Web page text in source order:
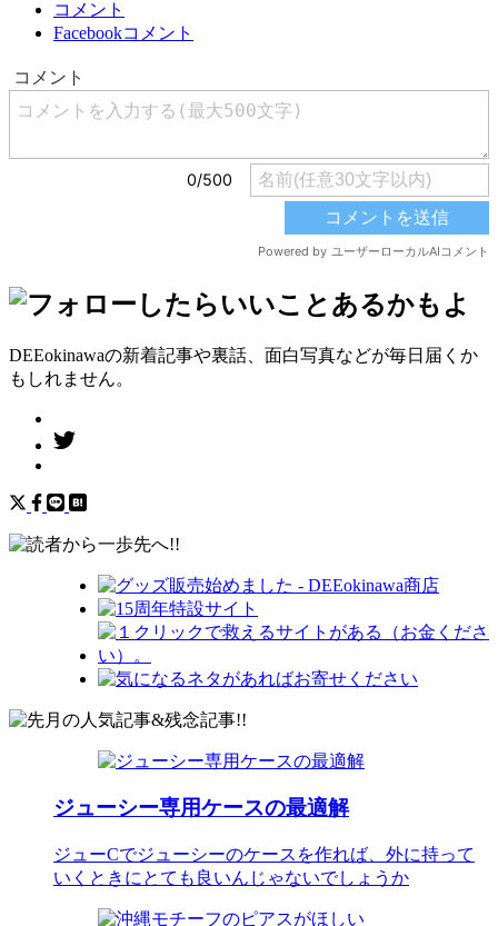
コメント
Facebookコメント
DEEokinawaの新着記事や裏話、面白写真などが毎日届くか
もしれません。
ジューシー専用ケースの最適解
ジューCでジューシーのケースを作れば、外に持って
いくときにとても良いんじゃないでしょうか